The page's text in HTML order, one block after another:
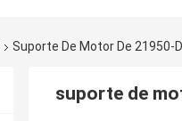
Suporte De Motor De 21950-
suporte de